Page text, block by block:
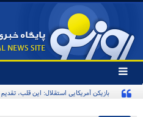
تغییر
وضعیت
منوی
بازیکن آمریکایی استقلال: این قلب،